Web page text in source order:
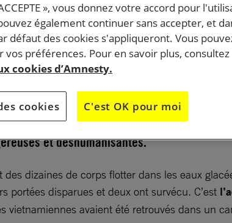
sont mortes noyées dans La
portées disparues. Toutes ces
l’espoir de construire une vie meilleure
les drames se poursuivent à cause de
et déshumanisantes.
dizaines de corps flotter dans les eaux
portées disparues et deux ont survécu. C’est
vietnamiennes avaient été retrouvés dans un
», vous donnez votre accord pour
également continuer sans accepter, et
défaut des cookies s'appliqueront. Vous
préférences. Pour en savoir plus, consultez
cookies d’Amnesty.
cookies C'est OK pour moi